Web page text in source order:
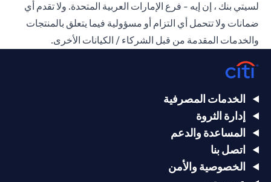
لسيتي بنك ، إن إيه - فرع الإمارات العربية المتحدة. ولا تقدم أي
ضمانات ولا تتحمل أي التزام أو مسؤولية فيما يتعلق بالمنتجات
والخدمات المقدمة من قبل الشركاء / الكيانات الأخرى.
الخدمات المصرفية
إدارة الثروة
المساعدة والدعم
اتصل بنا
الخصوصية والأمن